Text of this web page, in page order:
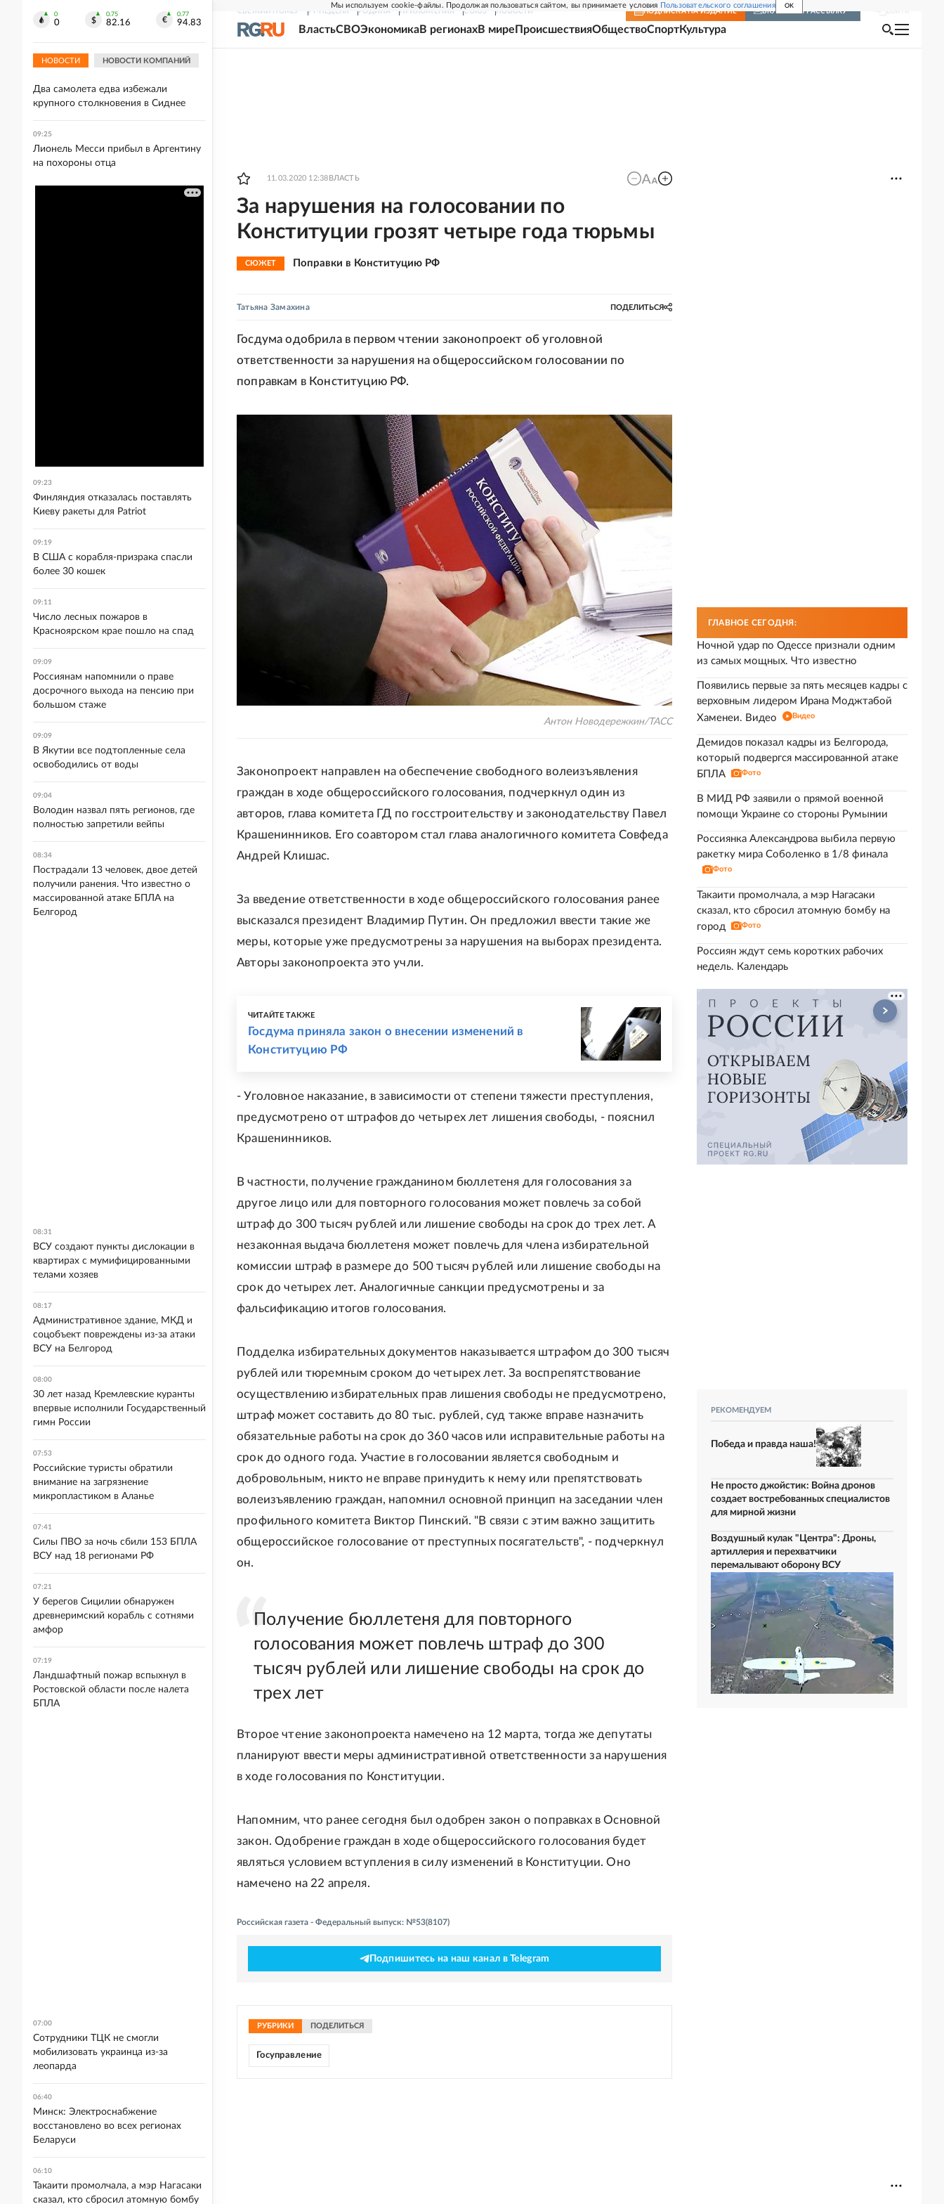
Мы используем cookie-файлы. Продолжая пользоваться сайтом, вы принимаете условия Пользовательского соглашения OK
СВЕЖИЙ НОМЕР РГ-НЕДЕЛЯ РОДИНА ПРИЛОЖЕНИЯ СОЮЗ НОВОСТИ ПОДПИСКА НА ИЗДАНИЕ ВКЛЮЧИТЬ РАССЫЛКУ
ВластьСВОЭкономикаВ регионахВ мире ПроисшествияОбществоСпортКультура
11.03.2020 12:38 ВЛАСТЬ
За нарушения на голосовании по
Конституции грозят четыре года тюрьмы
СЮЖЕТ Поправки в Конституцию РФ
Татьяна Замахина ПОДЕЛИТЬСЯ
Госдума одобрила в первом чтении законопроект об уголовной
ответственности за нарушения на общероссийском голосовании по
поправкам в Конституцию РФ.
Антон Новодережкин/ТАСС
Законопроект направлен на обеспечение свободного волеизъявления
граждан в ходе общероссийского голосования, подчеркнул один из
авторов, глава комитета ГД по госстроительству и законодательству Павел
Крашенинников. Его соавтором стал глава аналогичного комитета Совфеда
Андрей Клишас.
За введение ответственности в ходе общероссийского голосования ранее
высказался президент Владимир Путин. Он предложил ввести такие же
меры, которые уже предусмотрены за нарушения на выборах президента.
Авторы законопроекта это учли.
ЧИТАЙТЕ ТАКЖЕ
Госдума приняла закон о внесении изменений в
Конституцию РФ
- Уголовное наказание, в зависимости от степени тяжести преступления,
предусмотрено от штрафов до четырех лет лишения свободы, - пояснил
Крашенинников.
В частности, получение гражданином бюллетеня для голосования за
другое лицо или для повторного голосования может повлечь за собой
штраф до 300 тысяч рублей или лишение свободы на срок до трех лет. А
незаконная выдача бюллетеня может повлечь для члена избирательной
комиссии штраф в размере до 500 тысяч рублей или лишение свободы на
срок до четырех лет. Аналогичные санкции предусмотрены и за
фальсификацию итогов голосования.
Подделка избирательных документов наказывается штрафом до 300 тысяч
рублей или тюремным сроком до четырех лет. За воспрепятствование
осуществлению избирательных прав лишения свободы не предусмотрено,
штраф может составить до 80 тыс. рублей, суд также вправе назначить
обязательные работы на срок до 360 часов или исправительные работы на
срок до одного года. Участие в голосовании является свободным и
добровольным, никто не вправе принудить к нему или препятствовать
волеизъявлению граждан, напомнил основной принцип на заседании член
профильного комитета Виктор Пинский. "В связи с этим важно защитить
общероссийское голосование от преступных посягательств", - подчеркнул
он.
Получение бюллетеня для повторного
голосования может повлечь штраф до 300
тысяч рублей или лишение свободы на срок до
трех лет
Второе чтение законопроекта намечено на 12 марта, тогда же депутаты
планируют ввести меры административной ответственности за нарушения
в ходе голосования по Конституции.
Напомним, что ранее сегодня был одобрен закон о поправках в Основной
закон. Одобрение граждан в ходе общероссийского голосования будет
являться условием вступления в силу изменений в Конституции. Оно
намечено на 22 апреля.
Российская газета - Федеральный выпуск: №53(8107)
Подпишитесь на наш канал в Telegram
РУБРИКИ ПОДЕЛИТЬСЯ
Госуправление
ГЛАВНОЕ СЕГОДНЯ:
Ночной удар по Одессе признали одним
из самых мощных. Что известно
Появились первые за пять месяцев кадры с
верховным лидером Ирана Моджтабой
Хаменеи. Видео
Видео
Демидов показал кадры из Белгорода,
который подвергся массированной атаке
БПЛА
Фото
В МИД РФ заявили о прямой военной
помощи Украине со стороны Румынии
Россиянка Александрова выбила первую
ракетку мира Соболенко в 1/8 финала
Фото
Такаити промолчала, а мэр Нагасаки
сказал, кто сбросил атомную бомбу на
город
Фото
Россиян ждут семь коротких рабочих
недель. Календарь
РЕКОМЕНДУЕМ
Победа и правда наша!
Не просто джойстик: Война дронов
создает востребованных специалистов
для мирной жизни
Воздушный кулак "Центра": Дроны,
артиллерия и перехватчики
перемалывают оборону ВСУ
0
0
0.75
82.16
0.77
94.83
НОВОСТИ НОВОСТИ КОМПАНИЙ
09:33
Два самолета едва избежали
крупного столкновения в Сиднее
09:25
Лионель Месси прибыл в Аргентину
на похороны отца
09:23
Финляндия отказалась поставлять
Киеву ракеты для Patriot
09:19
В США с корабля-призрака спасли
более 30 кошек
09:11
Число лесных пожаров в
Красноярском крае пошло на спад
09:09
Россиянам напомнили о праве
досрочного выхода на пенсию при
большом стаже
09:09
В Якутии все подтопленные села
освободились от воды
09:04
Володин назвал пять регионов, где
полностью запретили вейпы
08:34
Пострадали 13 человек, двое детей
получили ранения. Что известно о
массированной атаке БПЛА на
Белгород
08:31
ВСУ создают пункты дислокации в
квартирах с мумифицированными
телами хозяев
08:17
Административное здание, МКД и
соцобъект повреждены из-за атаки
ВСУ на Белгород
08:00
30 лет назад Кремлевские куранты
впервые исполнили Государственный
гимн России
07:53
Российские туристы обратили
внимание на загрязнение
микропластиком в Аланье
07:41
Силы ПВО за ночь сбили 153 БПЛА
ВСУ над 18 регионами РФ
07:21
У берегов Сицилии обнаружен
древнеримский корабль с сотнями
амфор
07:19
Ландшафтный пожар вспыхнул в
Ростовской области после налета
БПЛА
07:00
Сотрудники ТЦК не смогли
мобилизовать украинца из-за
леопарда
06:40
Минск: Электроснабжение
восстановлено во всех регионах
Беларуси
06:10
Такаити промолчала, а мэр Нагасаки
сказал, кто сбросил атомную бомбу